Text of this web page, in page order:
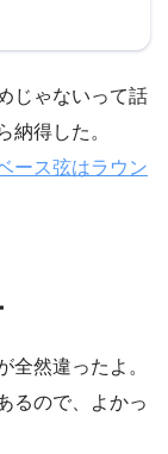
じゃないって話
納得した。
ース弦はラウン
全然違ったよ。
るので、よかっ